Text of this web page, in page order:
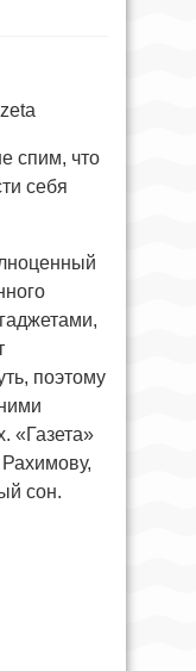
спим, что
себя
поэтому
«Газета»
сон.